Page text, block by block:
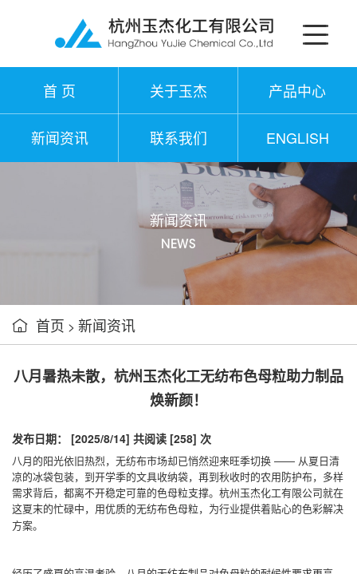
首 页 关于玉杰 产品中心
新闻资讯 联系我们 ENGLISH
新闻资讯
NEWS
 首页 > 新闻资讯
八月暑热未散，杭州玉杰化工无纺布色母粒助力制品
焕新颜！
发布日期： [2025/8/14] 共阅读 [258] 次
八月的阳光依旧热烈，无纺布市场却已悄然迎来旺季切换 —— 从夏日清
凉的冰袋包装，到开学季的文具收纳袋，再到秋收时的农用防护布，多样
需求背后，都离不开稳定可靠的色母粒支撑。杭州玉杰化工有限公司就在
这夏末的忙碌中，用优质的无纺布色母粒 ，为行业提供着贴心的色彩解决
方案。